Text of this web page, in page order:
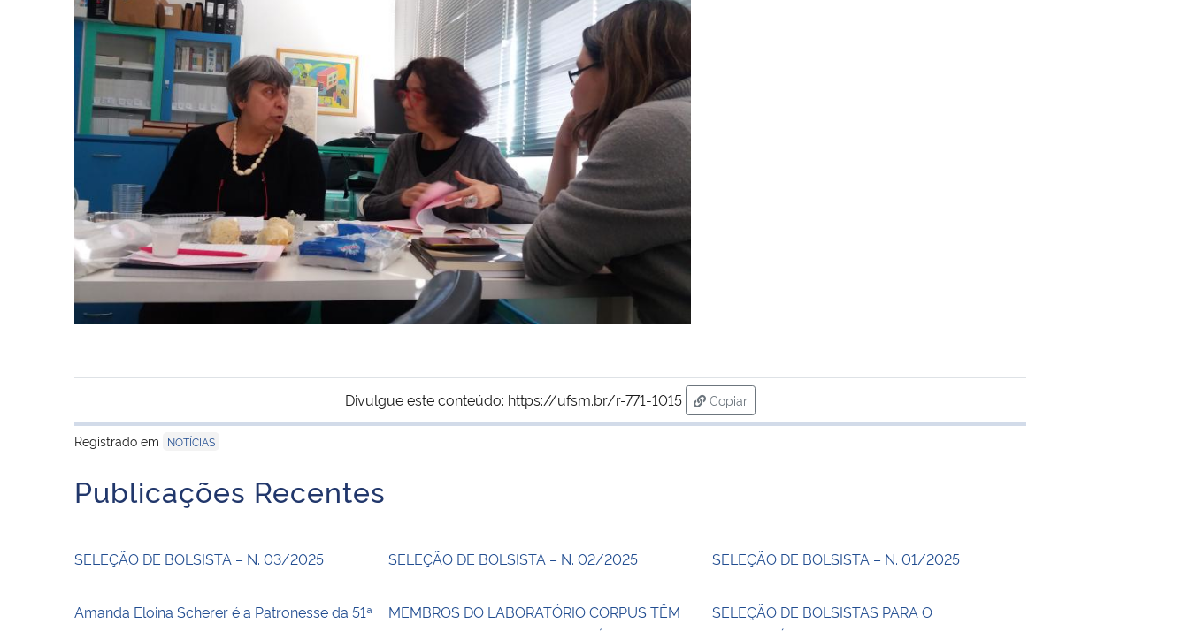
Divulgue este conteúdo: https://ufsm.br/r-771-1015
Copiar
para área de transferência
Registrado em
NOTÍCIAS
Publicações Recentes
SELEÇÃO DE BOLSISTA – N. 03/2025 SELEÇÃO DE BOLSISTA – N. 02/2025 SELEÇÃO DE BOLSISTA – N. 01/2025
Amanda Eloina Scherer é a Patronesse da 51ª
MEMBROS DO LABORATÓRIO CORPUS TÊM
SELEÇÃO DE BOLSISTAS PARA O